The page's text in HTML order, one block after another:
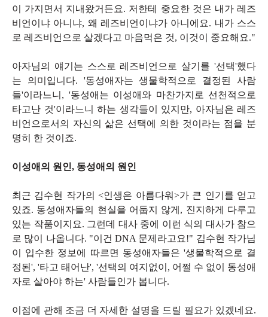
이 가지면서 지내왔거든요. 저한테 중요한 것은 내가 레즈
비언이냐 아니냐, 왜 레즈비언이냐가 아니에요. 내가 스스
로 레즈비언으로 살겠다고 마음먹은 것, 이것이 중요해요."
아자님의 얘기는 스스로 레즈비언으로 살기를 '선택'했다
는 의미입니다. '동성애자는 생물학적으로 결정된 사람
들'이라느니, '동성애는 이성애와 마찬가지로 선천적으로
타고난 것'이라느니 하는 생각들이 있지만, 아자님은 레즈
비언으로서의 자신의 삶은 선택에 의한 것이라는 점을 분
명히 한 것이죠.
이성애의 원인, 동성애의 원인
최근 김수현 작가의 <인생은 아름다워>가 큰 인기를 얻고
있죠. 동성애자들의 현실을 어둡지 않게, 진지하게 다루고
있는 작품이지요. 그런데 대사 중에 이런 식의 대사가 참으
로 많이 나옵니다. "이건 DNA 문제라고요!" 김수현 작가님
이 입수한 정보에 따르면 동성애자들은 '생물학적으로 결
정된', '타고 태어난', '선택의 여지없이, 어쩔 수 없이 동성애
자로 살아야 하는' 사람들인가 봅니다.
이점에 관해 조금 더 자세한 설명을 드릴 필요가 있겠네요.